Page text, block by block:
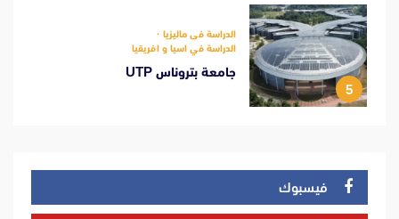
5
الدراسة فى ماليزيا
الدراسة في اسيا و افريقيا
جامعة بتروناس UTP
فيسبوك